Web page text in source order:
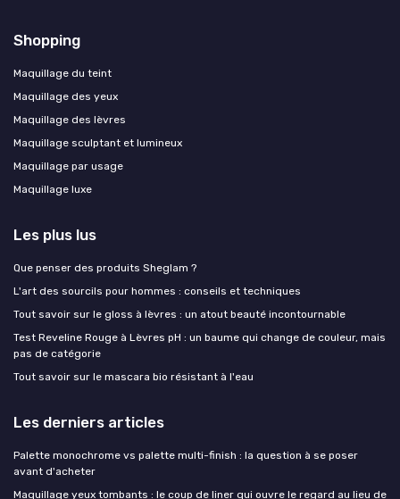
Shopping
Maquillage du teint
Maquillage des yeux
Maquillage des lèvres
Maquillage sculptant et lumineux
Maquillage par usage
Maquillage luxe
Les plus lus
Que penser des produits Sheglam ?
L'art des sourcils pour hommes : conseils et techniques
Tout savoir sur le gloss à lèvres : un atout beauté incontournable
Test Reveline Rouge à Lèvres pH : un baume qui change de couleur, mais
pas de catégorie
Tout savoir sur le mascara bio résistant à l'eau
Les derniers articles
Palette monochrome vs palette multi-finish : la question à se poser
avant d'acheter
Maquillage yeux tombants : le coup de liner qui ouvre le regard au lieu de